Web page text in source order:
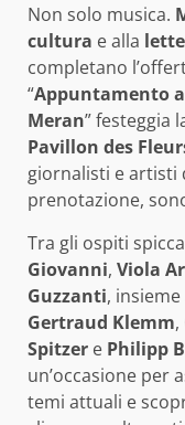
Non solo musica.
cultura e alla
completano
“Appuntamento
Meran” festeggia
Pavillon des
giornalisti e artisti
prenotazione,
Tra gli ospiti
Giovanni, Viola
Guzzanti,
Gertraud Klemm,
Spitzer e Philipp
un’occasione per
temi attuali e